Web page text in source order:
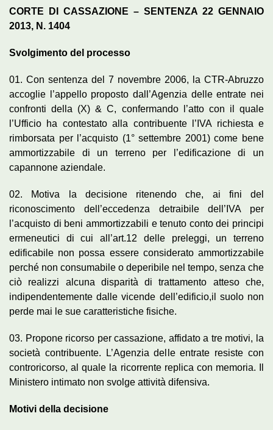
CORTE DI CASSAZIONE – SENTENZA 22 GENNAIO
2013, N. 1404
Svolgimento del processo
01. Con sentenza del 7 novembre 2006, la CTR-Abruzzo
accoglie l’appello proposto dall’Agenzia delle entrate nei
confronti della (X) & C, confermando l’atto con il quale
l’Ufficio ha contestato alla contribuente l’IVA richiesta e
rimborsata per l’acquisto (1° settembre 2001) come bene
ammortizzabile di un terreno per l’edificazione di un
capannone aziendale.
02. Motiva la decisione ritenendo che, ai fini del
riconoscimento dell’eccedenza detraibile dell’IVA per
l’acquisto di beni ammortizzabili e tenuto conto dei principi
ermeneutici di cui all’art.12 delle preleggi, un terreno
edificabile non possa essere considerato ammortizzabile
perché non consumabile o deperibile nel tempo, senza che
ciò realizzi alcuna disparità di trattamento atteso che,
indipendentemente dalle vicende dell’edificio,il suolo non
perde mai le sue caratteristiche fisiche.
03. Propone ricorso per cassazione, affidato a tre motivi, la
società contribuente. L’Agenzia delle entrate resiste con
controricorso, al quale la ricorrente replica con memoria. Il
Ministero intimato non svolge attività difensiva.
Motivi della decisione